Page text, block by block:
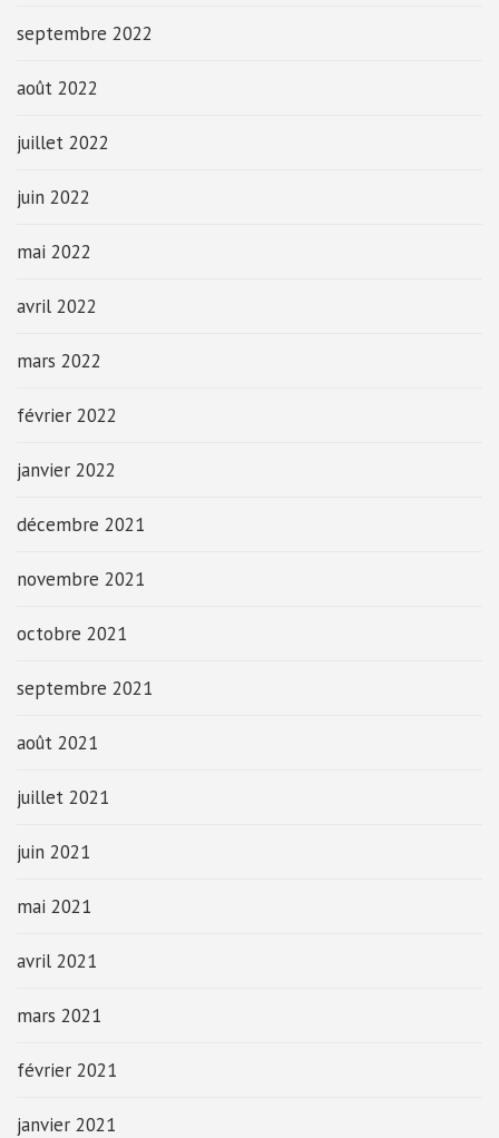
septembre 2022
août 2022
juillet 2022
juin 2022
mai 2022
avril 2022
mars 2022
février 2022
janvier 2022
décembre 2021
novembre 2021
octobre 2021
septembre 2021
août 2021
juillet 2021
juin 2021
mai 2021
avril 2021
mars 2021
février 2021
janvier 2021